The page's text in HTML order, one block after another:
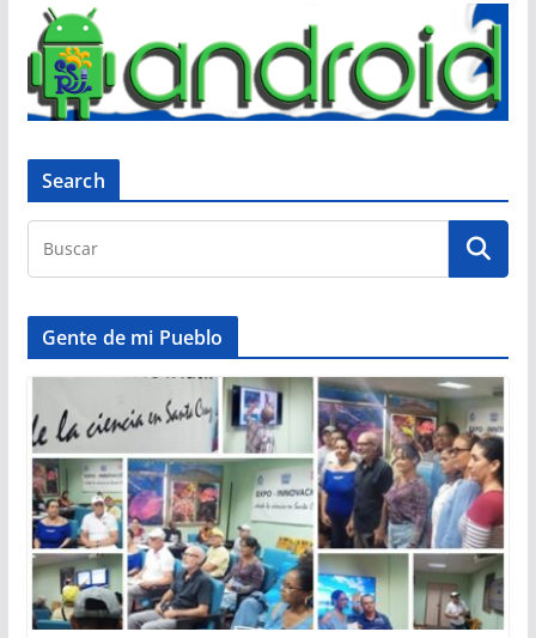
Search
Gente de mi Pueblo